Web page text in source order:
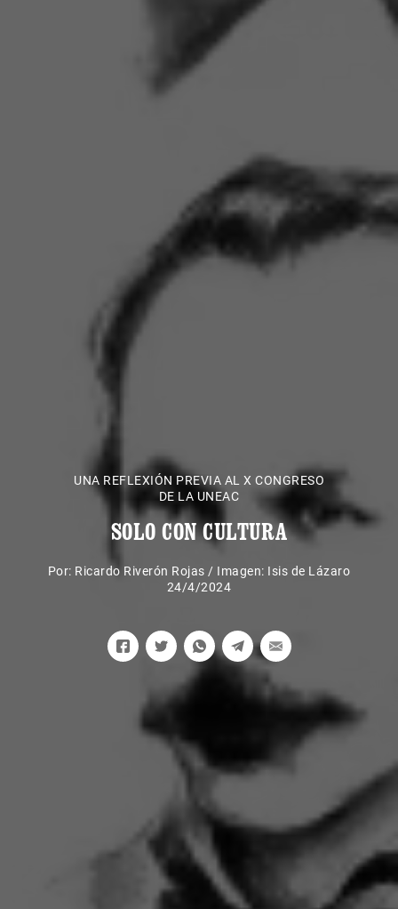
UNA REFLEXIÓN PREVIA AL X CONGRESO
DE LA UNEAC
SOLO CON CULTURA
Por: Ricardo Riverón Rojas / Imagen: Isis de Lázaro
24/4/2024